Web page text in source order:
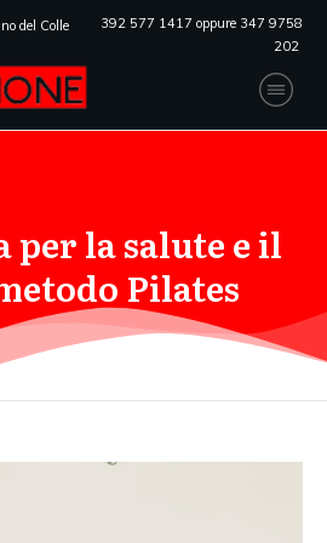
del Colle
392 577 1417 oppure 347 9758
202
per la salute e il
Pilates